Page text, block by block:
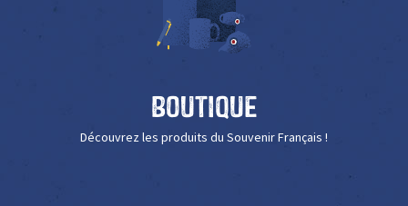
Boutique
Découvrez les produits du Souvenir Français !